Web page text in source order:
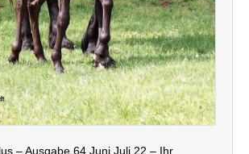
– Ausgabe 64 Juni Juli 22 – Ihr